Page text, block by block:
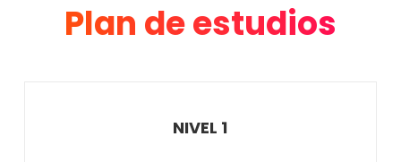
Plan de estudios
NIVEL 1